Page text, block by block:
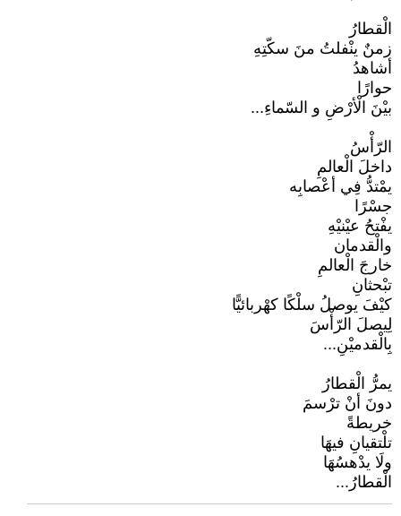
الْقطارُ
زمنٌ ينْفلتُ منَ سكّتِهِ
أشاهدُ
حوارًا
بيْنَ الْأرْضِ و السّماءِ...
الرّأْسُ
داخلَ الْعالمِ
يمْتدُّ فِي أعْصابِه
جسْرًا
يفْتحُ عيْنيْهِ
والْقدمان
خارجَ الْعالمِ
تبْحثانِ
كيْفَ يوصلُ سلْكًا كهْربائيًّا
لِيصلَ الرّأْسَ
بِالْقدميْنِ...
يمرُّ الْقطارُ
دونَ أنْ ترْسمَ
خريطةً
تلْتقيانِ فيهَا
ولَا يدْهسُهَا
الْقطارُ...